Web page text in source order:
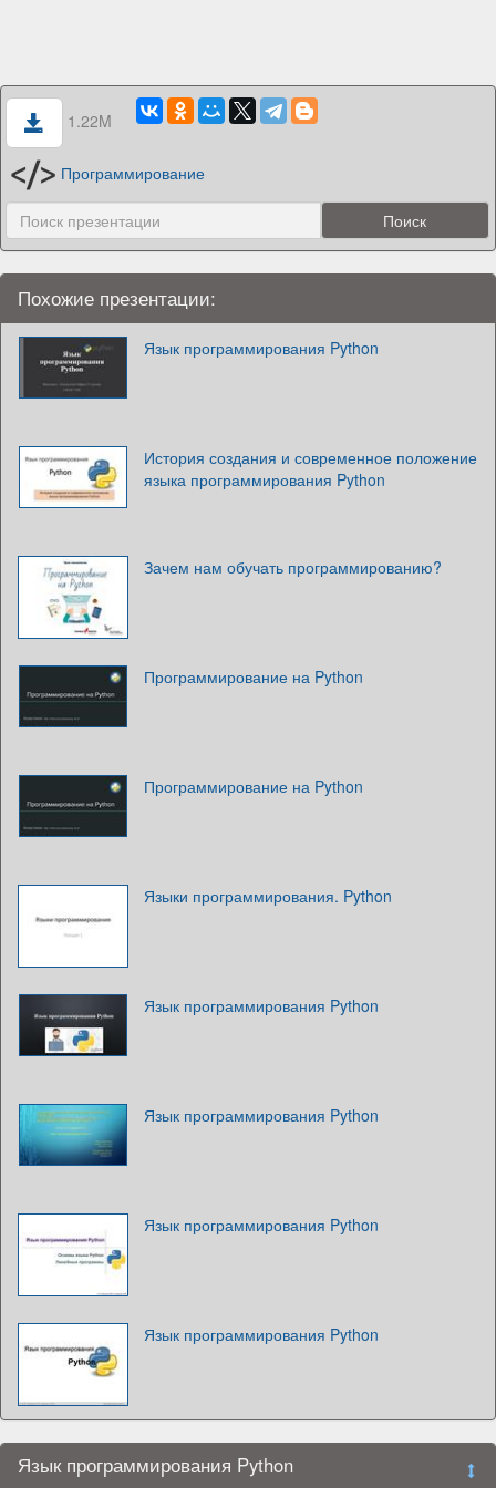
1.22M
Программирование
Похожие презентации:
Язык программирования Python
История создания и современное положение
языка программирования Python
Зачем нам обучать программированию?
Программирование на Python
Программирование на Python
Языки программирования. Python
Язык программирования Python
Язык программирования Python
Язык программирования Python
Язык программирования Python
Язык программирования Python